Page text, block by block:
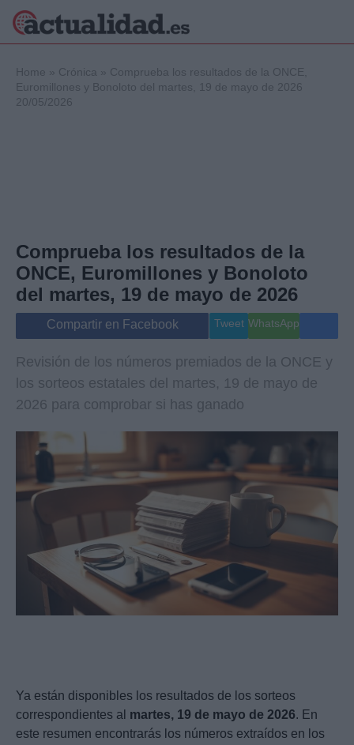
Internacional
Viajes
Gente
Musica
Home » Crónica » Comprueba los resultados de la ONCE,
Euromillones y Bonoloto del martes, 19 de mayo de 2026
20/05/2026
Comprueba los resultados de la
ONCE, Euromillones y Bonoloto
del martes, 19 de mayo de 2026
Compartir en Facebook Tweet WhatsApp
Revisión de los números premiados de la ONCE y
los sorteos estatales del martes, 19 de mayo de
2026 para comprobar si has ganado
Ya están disponibles los resultados de los sorteos
correspondientes al martes, 19 de mayo de 2026. En
este resumen encontrarás los números extraídos en los